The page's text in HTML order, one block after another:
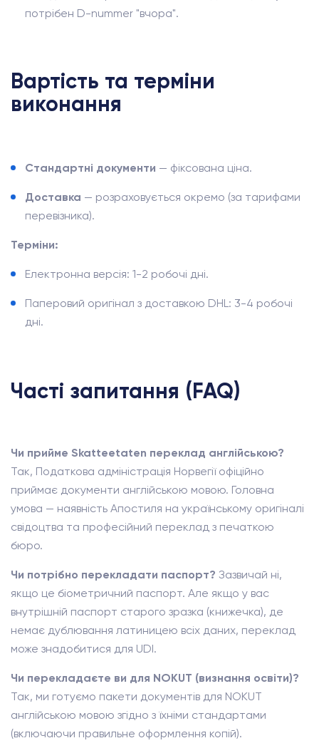
потрібен D-nummer "вчора".
Вартість та терміни
виконання
Стандартні документи — фіксована ціна.
Доставка — розраховується окремо (за тарифами
перевізника).
Терміни:
Електронна версія: 1-2 робочі дні.
Паперовий оригінал з доставкою DHL: 3-4 робочі
дні.
Часті запитання (FAQ)
Чи прийме Skatteetaten переклад англійською?
Так, Податкова адміністрація Норвегії офіційно
приймає документи англійською мовою. Головна
умова — наявність Апостиля на українському оригіналі
свідоцтва та професійний переклад з печаткою
бюро.
Чи потрібно перекладати паспорт? Зазвичай ні,
якщо це біометричний паспорт. Але якщо у вас
внутрішній паспорт старого зразка (книжечка), де
немає дублювання латиницею всіх даних, переклад
може знадобитися для UDI.
Чи перекладаєте ви для NOKUT (визнання освіти)?
Так, ми готуємо пакети документів для NOKUT
англійською мовою згідно з їхніми стандартами
(включаючи правильне оформлення копій).